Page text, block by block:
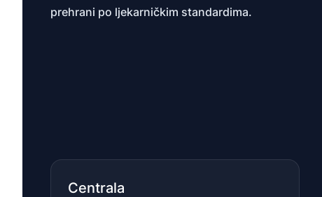
prehrani po ljekarničkim standardima.
Centrala